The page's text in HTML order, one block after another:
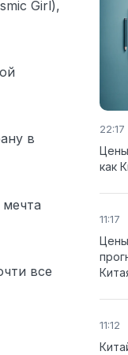
Girl),
в
все
22:17
Цены
как
11:17
Цены
11:12